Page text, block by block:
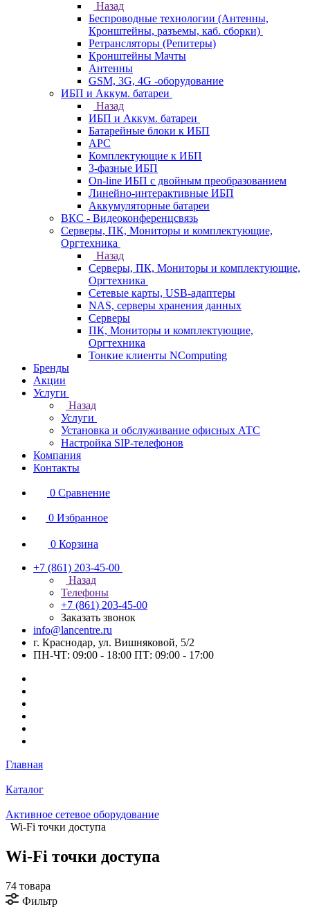
Назад
Беспроводные технологии (Антенны,
Кронштейны, разъемы, каб. сборки)
Ретрансляторы (Репитеры)
Кронштейны Мачты
Антенны
GSM, 3G, 4G -оборудование
ИБП и Аккум. батареи
Назад
ИБП и Аккум. батареи
Батарейные блоки к ИБП
APC
Комплектующие к ИБП
3-фазные ИБП
On-line ИБП с двойным преобразованием
Линейно-интерактивные ИБП
Аккумуляторные батареи
ВКС - Видеоконференцсвязь
Серверы, ПК, Мониторы и комплектующие,
Оргтехника
Назад
Серверы, ПК, Мониторы и комплектующие,
Оргтехника
Сетевые карты, USB-адаптеры
NAS, серверы хранения данных
Серверы
ПК, Мониторы и комплектующие,
Оргтехника
Тонкие клиенты NComputing
Бренды
Акции
Услуги
Назад
Услуги
Установка и обслуживание офисных АТС
Настройка SIP-телефонов
Компания
Контакты
0 Сравнение
0 Избранное
0 Корзина
+7 (861) 203-45-00
Назад
Телефоны
+7 (861) 203-45-00
Заказать звонок
info@lancentre.ru
г. Краснодар, ул. Вишняковой, 5/2
ПН-ЧТ: 09:00 - 18:00 ПТ: 09:00 - 17:00
Главная
Каталог
Активное сетевое оборудование
Wi-Fi точки доступа
Wi-Fi точки доступа
74 товара
Фильтр